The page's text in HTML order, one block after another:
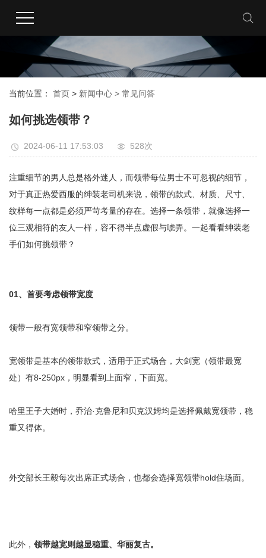
当前位置： 首页 > 新闻中心 > 常见问答
如何挑选领带？
2024-06-11 17:53:03 528次
注重细节的男人总是格外迷人，而领带每位男士不可忽视的细节，
对于真正热爱西服的绅装老司机来说，领带的款式、材质、尺寸、
纹样每一点都是必须严苛考量的存在。选择一条领带，就像选择一
位三观相符的友人一样，容不得半点虚假与唬弄。一起看看绅装老
手们如何挑领带？
01、首要考虑领带宽度
领带一般有宽领带和窄领带之分。
宽领带是基本的领带款式，适用于正式场合，大剑宽（领带最宽
处）有8-250px，明显看到上面窄，下面宽。
哈里王子大婚时，乔治·克鲁尼和贝克汉姆均是选择佩戴宽领带，稳
重又得体。
外交部长王毅每次出席正式场合，也都会选择宽领带hold住场面。
此外， 领带越宽则越显稳重、华丽复古。